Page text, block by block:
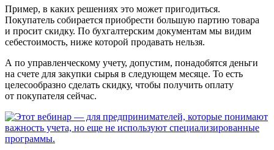
Пример, в каких решениях это может пригодиться.
Покупатель собирается приобрести большую партию товара
и просит скидку. По бухгалтерским документам мы видим
себестоимость, ниже которой продавать нельзя.
А по управленческому учету, допустим, понадобятся деньги
на счете для закупки сырья в следующем месяце. То есть
целесообразно сделать скидку, чтобы получить оплату
от покупателя сейчас.